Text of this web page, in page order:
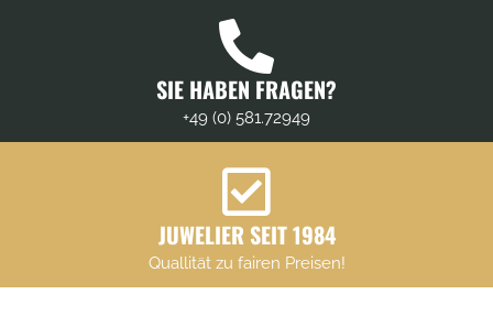
SIE HABEN FRAGEN?
+49 (0) 581.72949
JUWELIER SEIT 1984
Quallität zu fairen Preisen!